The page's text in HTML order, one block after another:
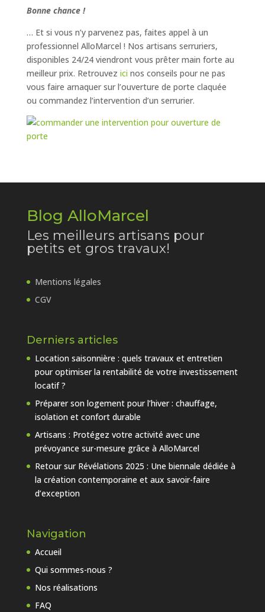
Bonne chance !
… Et si vous n’y parvenez pas, faites appel à un
professionnel AlloMarcel ! Nos artisans serruriers,
disponibles 24/24 viendront vous prêter main forte au
meilleur prix. Retrouvez ici nos conseils pour ne pas
vous faire arnaquer sur l’ouverture de porte claquée
ou commandez l’intervention d’un serrurier.
Blog AlloMarcel
Les meilleurs artisans pour
petits et gros travaux!
Mentions légales
CGV
Derniers articles
Location saisonnière : quels travaux et entretien
pour optimiser la rentabilité de votre investissement
locatif ?
Préparer son logement pour l’hiver : chauffage,
isolation et confort durable
Artisans : Protégez votre activité avec une
prévoyance sur-mesure grâce à AlloMarcel
Retour sur Révélations 2025 : Une biennale dédiée à
la création contemporaine et aux savoir-faire
d’exception
Navigation
Accueil
Qui sommes-nous ?
Nos réalisations
FAQ